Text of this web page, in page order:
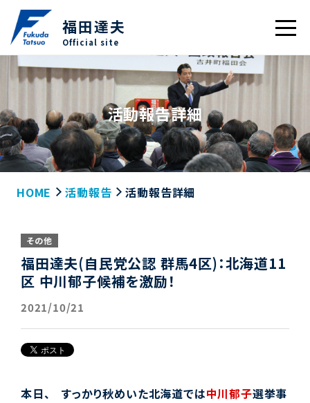
福田達夫
Official site
活動報告詳細
HOME 活動報告 活動報告詳細
その他
福田達夫(自民党公認 群馬4区)：北海道11
区 中川郁子候補を激励！
2021/10/21
本日、 すっかり秋めいた北海道では中川郁子選挙事